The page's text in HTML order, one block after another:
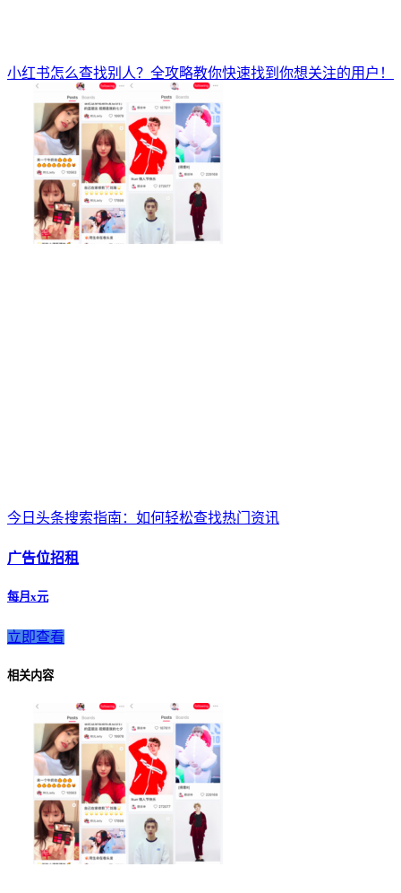
小红书怎么查找别人？全攻略教你快速找到你想关注的用户！
今日头条搜索指南：如何轻松查找热门资讯
广告位招租
每月x元
立即查看
相关内容